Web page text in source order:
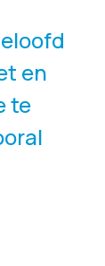
en
te